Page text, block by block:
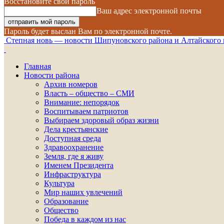
Ваш адрес электронной почты
Пароль будет выслан Вам по электронной почте.
Степная новь — новости Шипуновского района и Алтайского
Главная
Новости района
Архив номеров
Власть – общество – СМИ
Внимание: непорядок
Воспитываем патриотов
Выбираем здоровый образ жизни
Дела крестьянские
Доступная среда
Здравоохранение
Земля, где я живу
Именем Президента
Инфраструктура
Культура
Мир наших увлечений
Образование
Общество
Победа в каждом из нас